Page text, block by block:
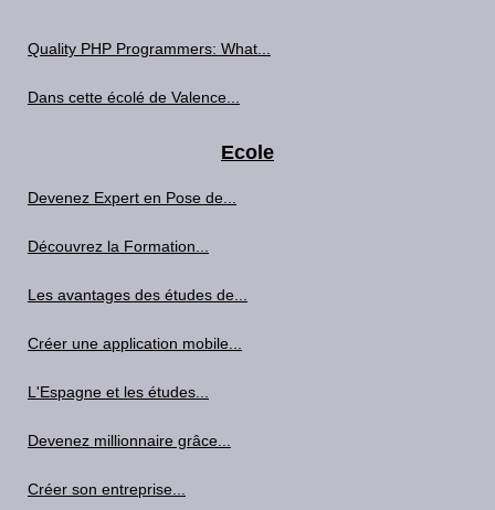
Quality PHP Programmers: What...
Dans cette écolé de Valence...
Ecole
Devenez Expert en Pose de...
Découvrez la Formation...
Les avantages des études de...
Créer une application mobile...
L'Espagne et les études...
Devenez millionnaire grâce...
Créer son entreprise...